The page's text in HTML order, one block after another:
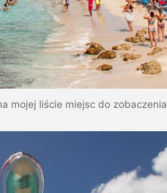
mojej liście miejsc do zobaczenia